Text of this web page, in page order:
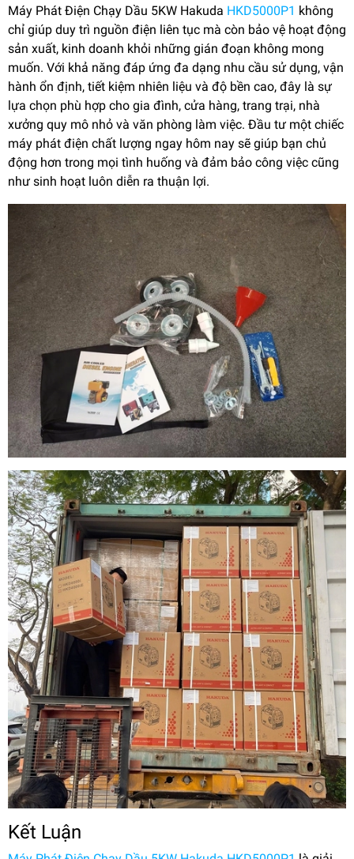
Máy Phát Điện Chạy Dầu 5KW Hakuda HKD5000P1 không
chỉ giúp duy trì nguồn điện liên tục mà còn bảo vệ hoạt động
sản xuất, kinh doanh khỏi những gián đoạn không mong
muốn. Với khả năng đáp ứng đa dạng nhu cầu sử dụng, vận
hành ổn định, tiết kiệm nhiên liệu và độ bền cao, đây là sự
lựa chọn phù hợp cho gia đình, cửa hàng, trang trại, nhà
xưởng quy mô nhỏ và văn phòng làm việc. Đầu tư một chiếc
máy phát điện chất lượng ngay hôm nay sẽ giúp bạn chủ
động hơn trong mọi tình huống và đảm bảo công việc cũng
như sinh hoạt luôn diễn ra thuận lợi.
Kết Luận